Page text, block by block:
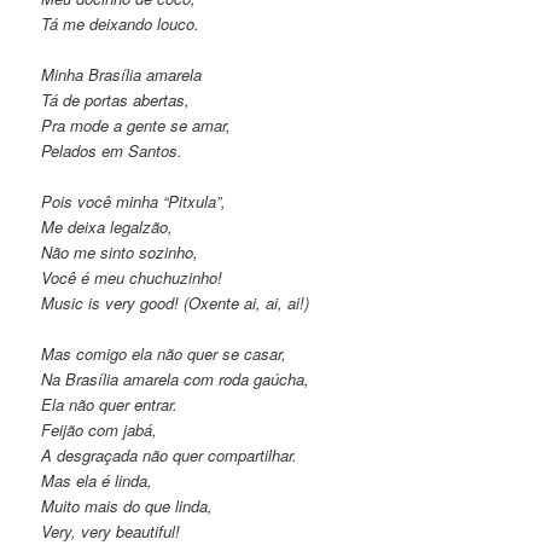
Tá me deixando louco.
Minha Brasília amarela
Tá de portas abertas,
Pra mode a gente se amar,
Pelados em Santos.
Pois você minha “Pitxula”,
Me deixa legalzão,
Não me sinto sozinho,
Você é meu chuchuzinho!
Music is very good! (Oxente ai, ai, ai!)
Mas comigo ela não quer se casar,
Na Brasília amarela com roda gaúcha,
Ela não quer entrar.
Feijão com jabá,
A desgraçada não quer compartilhar.
Mas ela é linda,
Muito mais do que linda,
Very, very beautiful!